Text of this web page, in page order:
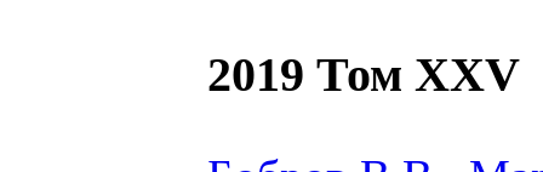
2019 Том XXV